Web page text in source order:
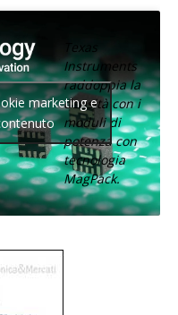
Texas
Instruments
raddoppia la
densità con i
moduli di
potenza con
tecnologia
MagPack.
marketing e